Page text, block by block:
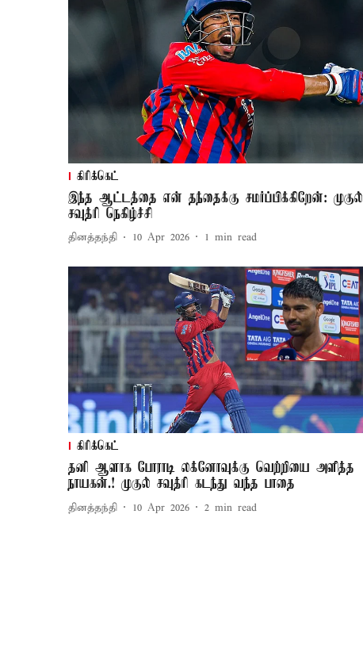
கிரிக்கெட்
இந்த ஆட்டத்தை என் தந்தைக்கு சமர்ப்பிக்கிறேன்: முகுல்
சவுத்ரி நெகிழ்ச்சி
தினத்தந்தி 10 Apr 2026 1 min read
கிரிக்கெட்
தனி ஆளாக போராடி லக்னோவுக்கு வெற்றியை அளித்த
நாயகன்.! முகுல் சவுத்ரி கடந்து வந்த பாதை
தினத்தந்தி 10 Apr 2026 2 min read